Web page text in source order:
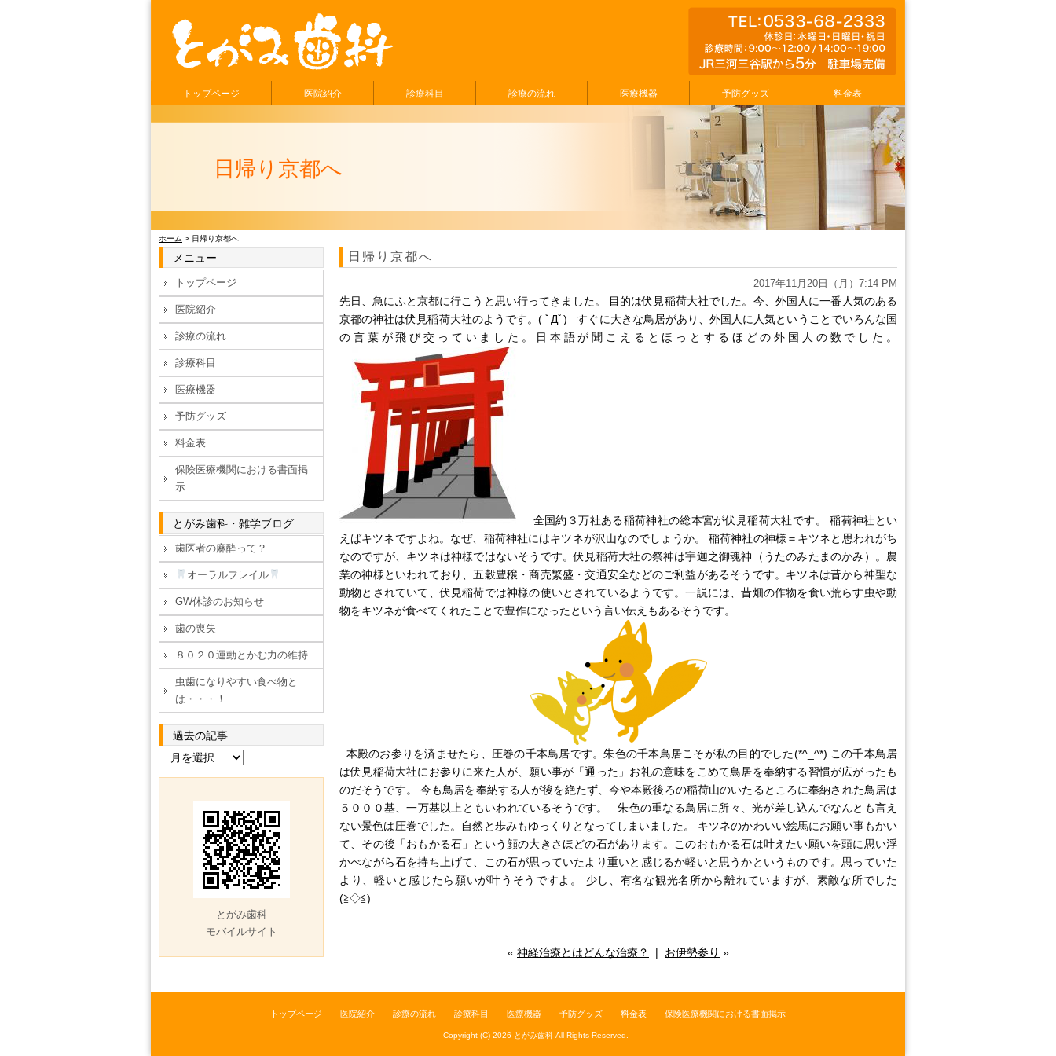
トップページ 医院紹介 診療科目 診療の流れ 医療機器 予防グッズ 料金表
日帰り京都へ
ホーム > 日帰り京都へ
日帰り京都へ
2017年11月20日（月）7:14 PM
先日、急にふと京都に行こうと思い行ってきました。 目的は伏見稲荷大社でした。今、外国人に一番人気のある
京都の神社は伏見稲荷大社のようです。( ﾟДﾟ) すぐに大きな鳥居があり、外国人に人気ということでいろんな国
の言葉が飛び交っていました。日本語が聞こえるとほっとするほどの外国人の数でした。
全国約３万社ある稲荷神社の総本宮が伏見稲荷大社です。 稲荷神社とい
えばキツネですよね。なぜ、稲荷神社にはキツネが沢山なのでしょうか。 稲荷神社の神様＝キツネと思われがち
なのですが、キツネは神様ではないそうです。伏見稲荷大社の祭神は宇迦之御魂神（うたのみたまのかみ）。農
業の神様といわれており、五穀豊穣・商売繁盛・交通安全などのご利益があるそうです。キツネは昔から神聖な
動物とされていて、伏見稲荷では神様の使いとされているようです。一説には、昔畑の作物を食い荒らす虫や動
物をキツネが食べてくれたことで豊作になったという言い伝えもあるそうです。
本殿のお参りを済ませたら、圧巻の千本鳥居です。朱色の千本鳥居こそが私の目的でした(*^_^*) この千本鳥居
は伏見稲荷大社にお参りに来た人が、願い事が「通った」お礼の意味をこめて鳥居を奉納する習慣が広がったも
のだそうです。 今も鳥居を奉納する人が後を絶たず、今や本殿後ろの稲荷山のいたるところに奉納された鳥居は
５０００基、一万基以上ともいわれているそうです。 朱色の重なる鳥居に所々、光が差し込んでなんとも言え
ない景色は圧巻でした。自然と歩みもゆっくりとなってしまいました。 キツネのかわいい絵馬にお願い事もかい
て、その後「おもかる石」という顔の大きさほどの石があります。このおもかる石は叶えたい願いを頭に思い浮
かべながら石を持ち上げて、この石が思っていたより重いと感じるか軽いと思うかというものです。思っていた
より、軽いと感じたら願いが叶うそうですよ。 少し、有名な観光名所から離れていますが、素敵な所でした
(≧◇≦)
« 神経治療とはどんな治療？ | お伊勢参り »
メニュー
トップページ
医院紹介
診療の流れ
診療科目
医療機器
予防グッズ
料金表
保険医療機関における書面掲
示
とがみ歯科・雑学ブログ
歯医者の麻酔って？
オーラルフレイル
GW休診のお知らせ
歯の喪失
８０２０運動とかむ力の維持
虫歯になりやすい食べ物と
は・・・！
過去の記事
とがみ歯科
モバイルサイト
トップページ 医院紹介 診療の流れ 診療科目 医療機器 予防グッズ 料金表 保険医療機関における書面掲示
Copyright (C) 2026 とがみ歯科 All Rights Reserved.